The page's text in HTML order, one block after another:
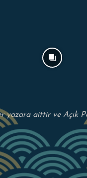
yazara aittir ve Açık